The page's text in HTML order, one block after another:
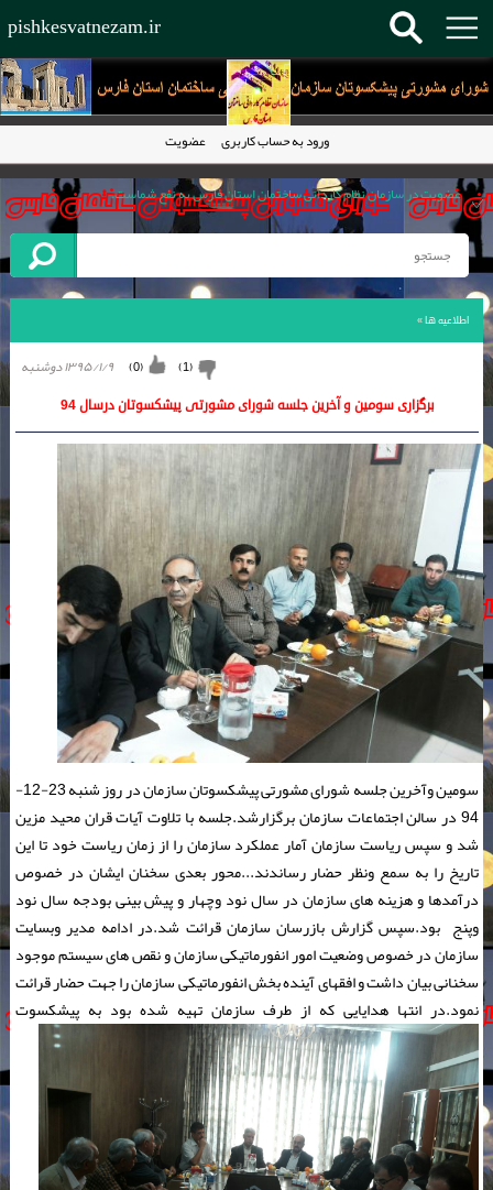
pishkesvatnezam.ir
عضویت
ورود به حساب کاربری
عضویت در سازمان نظام کاردانی ساختمان استان فارس به نفع شماست.
سال 1395 به تمام پیشکسوتان عزیز سازمان مبارک باد.
کاردان فنی ساختمان حلقه مفقوده در هرم ساخت وساز
سازمان نظام کاردانی ساختمان استان فارس پیشرو در تمام کشور
اطلاعیه ها»
۱۳۹۵/۱/۹ دوشنبه (
0
) (
1
)
برگزاری سومین و آخرین جلسه شورای مشورتی پیشکسوتان درسال 94
سومین وآخرین جلسه شورای مشورتی پیشکسوتان سازمان در روز شنبه 23-12-
94 در سالن اجتماعات سازمان برگزارشد.جلسه با تلاوت آیات قران محید مزین
شد و سپس ریاست سازمان آمار عملکرد سازمان را از زمان ریاست خود تا این
تاریخ را به سمع ونظر حضار رساندند...محور بعدی سخنان ایشان در خصوص
درآمدها و هزینه های سازمان در سال نود وچهار و پیش بینی بودجه سال نود
وپنج بود.سپس گزارش بازرسان سازمان قرائت شد.در ادامه مدیر وبسایت
سازمان در خصوص وضعیت امور انفورماتیکی سازمان و نقص های سیستم موجود
سخنانی بیان داشت و افقهای آینده بخش انفورماتیکی سازمان را جهت حضار قرائت
نمود.در انتها هدایایی که از طرف سازمان تهیه شده بود به پیشکسوت